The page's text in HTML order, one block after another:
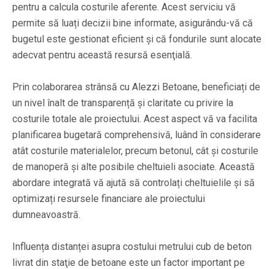
pentru a calcula costurile aferente. Acest serviciu vă
permite să luați decizii bine informate, asigurându-vă că
bugetul este gestionat eficient și că fondurile sunt alocate
adecvat pentru această resursă esenţială.
Prin colaborarea strânsă cu Alezzi Betoane, beneficiați de
un nivel înalt de transparență și claritate cu privire la
costurile totale ale proiectului. Acest aspect vă va facilita
planificarea bugetară comprehensivă, luând în considerare
atât costurile materialelor, precum betonul, cât și costurile
de manoperă și alte posibile cheltuieli asociate. Această
abordare integrată vă ajută să controlați cheltuielile și să
optimizați resursele financiare ale proiectului
dumneavoastră.
Influența distanței asupra costului metrului cub de beton
livrat din staţie de betoane este un factor important pe